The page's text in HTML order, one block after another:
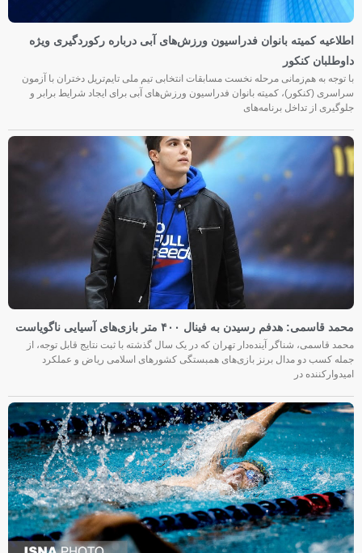
اطلاعیه کمیته بانوان فدراسیون ورزش‌های آبی درباره رکوردگیری ویژه
داوطلبان کنکور
با توجه به هم‌زمانی مرحله نخست مسابقات انتخابی تیم ملی تایم‌تریل دختران با آزمون
سراسری (کنکور)، کمیته بانوان فدراسیون ورزش‌های آبی برای ایجاد شرایط برابر و
جلوگیری از تداخل برنامه‌های
محمد قاسمی: هدفم رسیدن به فینال ۴۰۰ متر بازی‌های آسیایی ناگویاست
محمد قاسمی، شناگر آینده‌دار تهران که در یک سال گذشته با ثبت نتایج قابل توجه، از
جمله کسب دو مدال برنز بازی‌های همبستگی کشورهای اسلامی ریاض و عملکرد
امیدوارکننده در